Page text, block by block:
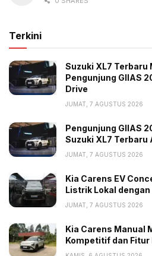
Terkini
Suzuki XL7 Terbaru
Pengunjung GIIAS
Drive
JUMAT, 7 AGUSTUS 2026
Pengunjung GIIAS
Suzuki XL7 Terbaru
JUMAT, 7 AGUSTUS 2026
Kia Carens EV
Listrik Lokal
JUMAT, 7 AGUSTUS 2026
Kia Carens Manual
Kompetitif dan Fitur